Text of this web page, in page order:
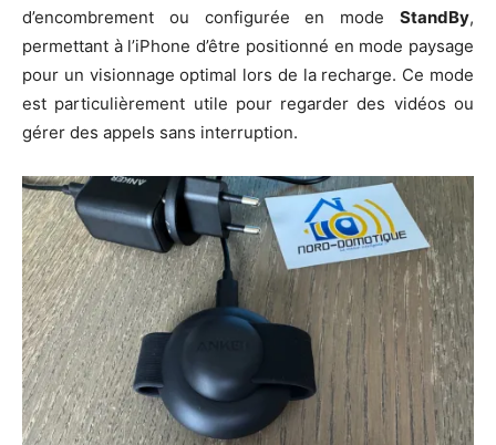
d’encombrement ou configurée en mode StandBy,
permettant à l’iPhone d’être positionné en mode paysage
pour un visionnage optimal lors de la recharge. Ce mode
est particulièrement utile pour regarder des vidéos ou
gérer des appels sans interruption.